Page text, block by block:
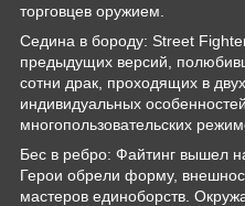
торговцев оружием.
Седина в бороду: Street
предыдущих версий,
сотни драк, проходящих в
индивидуальных
многопользовательских
Бес в ребро: Файтинг вышел
Герои обрели форму,
мастеров единоборств.